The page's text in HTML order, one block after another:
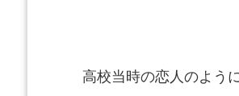
高校当時の恋人のよう